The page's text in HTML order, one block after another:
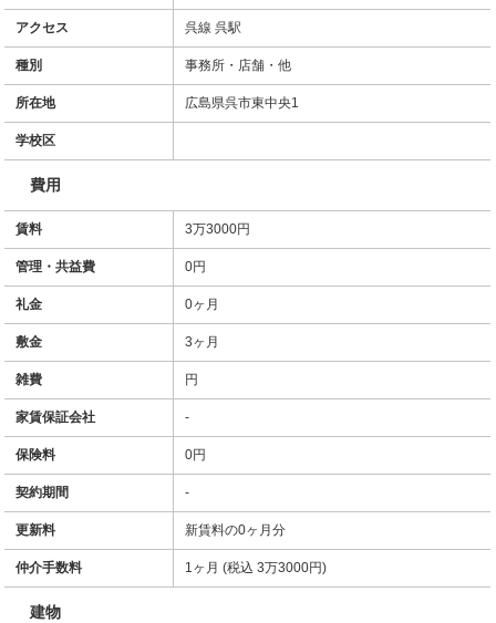
アクセス 呉線 呉駅
種別 事務所・店舗・他
所在地 広島県呉市東中央1
学校区
費用
賃料 3万3000円
管理・共益費 0円
礼金 0ヶ月
敷金 3ヶ月
雑費 円
家賃保証会社 -
保険料 0円
契約期間 -
更新料 新賃料の0ヶ月分
仲介手数料 1ヶ月 (税込 3万3000円)
建物